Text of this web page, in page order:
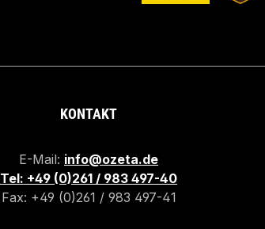
KONTAKT
E-Mail: info@ozeta.de
Tel: +49 (0)261 / 983 497-40
Fax: +49 (0)261 / 983 497-41